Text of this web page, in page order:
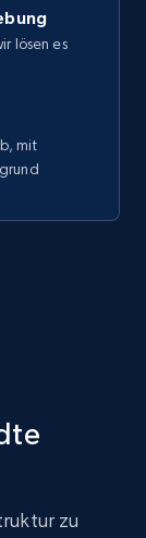
lösen es
mit
zu